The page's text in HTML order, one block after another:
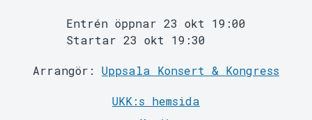
MyTickster
Entrén öppnar 23 okt 19:00
Startar 23 okt 19:30
Arrangör: Uppsala Konsert & Kongress
UKK:s hemsida